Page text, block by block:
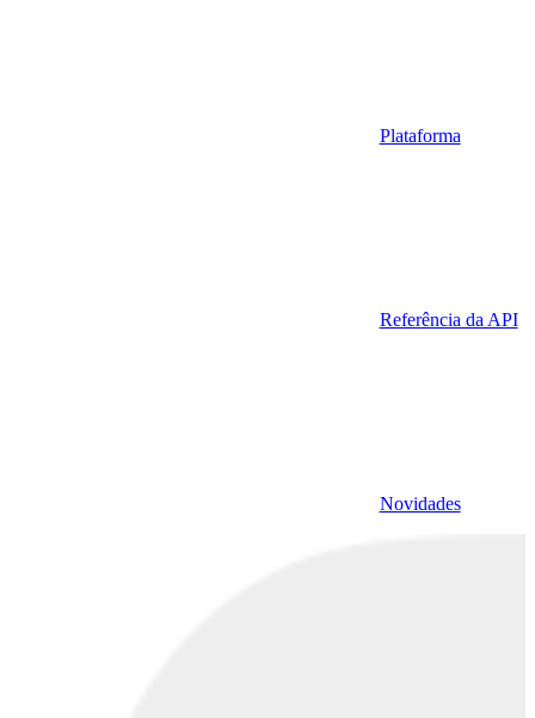
Plataforma
Referência da API
Novidades